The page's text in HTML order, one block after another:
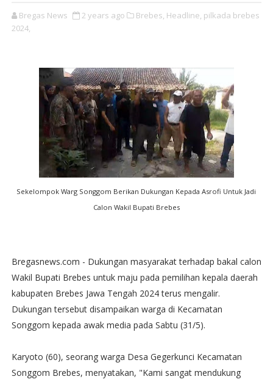
Bregas News 2 years ago Brebes, Headline, pilkada brebes
2024,
Sekelompok Warg Songgom Berikan Dukungan Kepada Asrofi Untuk Jadi
Calon Wakil Bupati Brebes
Bregasnews.com - Dukungan masyarakat terhadap bakal calon
Wakil Bupati Brebes untuk maju pada pemilihan kepala daerah
kabupaten Brebes Jawa Tengah 2024 terus mengalir.
Dukungan tersebut disampaikan warga di Kecamatan
Songgom kepada awak media pada Sabtu (31/5).
Karyoto (60), seorang warga Desa Gegerkunci Kecamatan
Songgom Brebes, menyatakan, "Kami sangat mendukung